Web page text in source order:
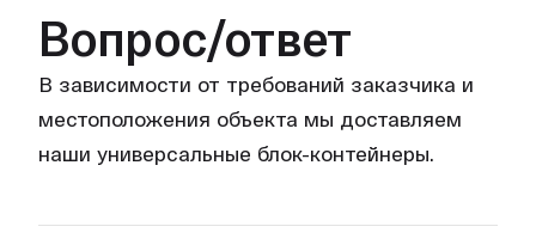
Вопрос/ответ
В зависимости от требований заказчика и
местоположения объекта мы доставляем
наши универсальные блок-контейнеры.